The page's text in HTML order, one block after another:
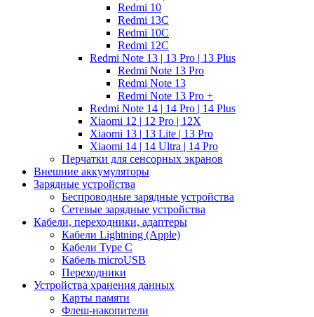
Redmi 10
Redmi 13C
Redmi 10C
Redmi 12C
Redmi Note 13 | 13 Pro | 13 Plus
Redmi Note 13 Pro
Redmi Note 13
Redmi Note 13 Pro +
Redmi Note 14 | 14 Pro | 14 Plus
Xiaomi 12 | 12 Pro | 12X
Xiaomi 13 | 13 Lite | 13 Pro
Xiaomi 14 | 14 Ultra | 14 Pro
Перчатки для сенсорных экранов
Внешние аккумуляторы
Зарядные устройства
Беспроводные зарядные устройства
Сетевые зарядные устройства
Кабели, переходники, адаптеры
Кабели Lightning (Apple)
Кабели Type C
Кабель microUSB
Переходники
Устройства хранения данных
Карты памяти
Флеш-накопители